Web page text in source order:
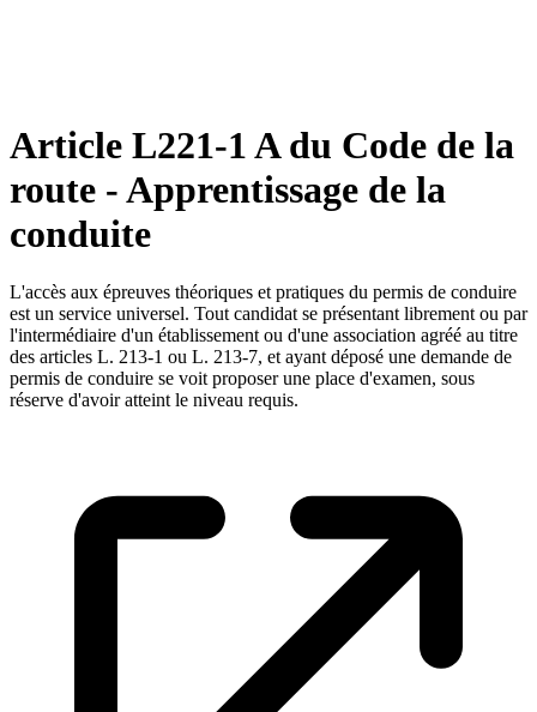
Article L221-1 A du Code de la
route - Apprentissage de la
conduite
L'accès aux épreuves théoriques et pratiques du permis de conduire
est un service universel. Tout candidat se présentant librement ou par
l'intermédiaire d'un établissement ou d'une association agréé au titre
des articles L. 213-1 ou L. 213-7, et ayant déposé une demande de
permis de conduire se voit proposer une place d'examen, sous
réserve d'avoir atteint le niveau requis.